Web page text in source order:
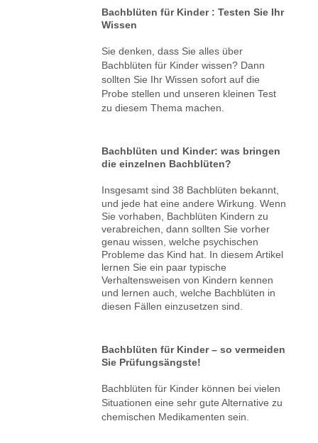
Bachblüten für Kinder : Testen Sie Ihr
Wissen
Sie denken, dass Sie alles über
Bachblüten für Kinder wissen? Dann
sollten Sie Ihr Wissen sofort auf die
Probe stellen und unseren kleinen Test
zu diesem Thema machen.
Bachblüten und Kinder: was bringen
die einzelnen Bachblüten?
Insgesamt sind 38 Bachblüten bekannt,
und jede hat eine andere Wirkung. Wenn
Sie vorhaben, Bachblüten Kindern zu
verabreichen, dann sollten Sie vorher
genau wissen, welche psychischen
Probleme das Kind hat. In diesem Artikel
lernen Sie ein paar typische
Verhaltensweisen von Kindern kennen
und lernen auch, welche Bachblüten in
diesen Fällen einzusetzen sind.
Bachblüten für Kinder – so vermeiden
Sie Prüfungsängste!
Bachblüten für Kinder können bei vielen
Situationen eine sehr gute Alternative zu
chemischen Medikamenten sein.